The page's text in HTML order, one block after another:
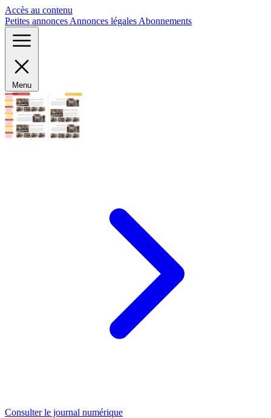
Accès au contenu
Petites annonces Annonces légales Abonnements
Menu
Consulter le journal numérique
Panneau de gestion des cookies